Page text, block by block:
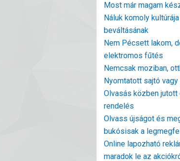
Most már magam
Náluk komoly
beváltásának
Nem Pécsett lakom,
elektromos fűtés
Nemcsak moziban,
Nyomtatott sajtó
Olvasás közben
rendelés
Olvass újságot és
bukósisak a
Online lapozható
maradok le az